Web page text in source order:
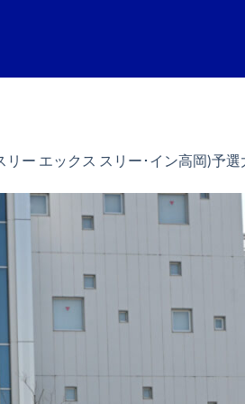
リー エックス スリー･イン高岡)予